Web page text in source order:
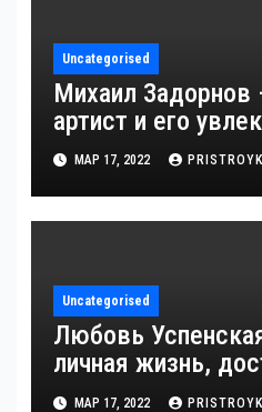
Uncategorised
Михаил Задорнов
артист и его
биография —
достижения,
интересные
жизни!
МАР 17, 2022
Uncategorised
Любовь
личная жизнь,
МАР 17, 2022